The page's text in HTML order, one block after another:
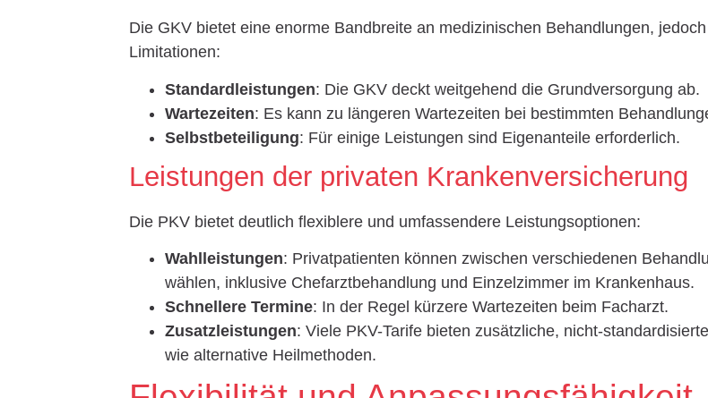
Die GKV bietet eine enorme Bandbreite an medizinischen Behandlungen,
Limitationen:
Standardleistungen: Die GKV deckt weitgehend die Grundversorgung ab.
Wartezeiten: Es kann zu längeren Wartezeiten bei bestimmten
Selbstbeteiligung: Für einige Leistungen sind Eigenanteile erforderlich.
Leistungen der privaten Krankenversicherung
Die PKV bietet deutlich flexiblere und umfassendere Leistungsoptionen:
Wahlleistungen: Privatpatienten können zwischen verschiedenen
wählen, inklusive Chefarztbehandlung und Einzelzimmer im Krankenhaus.
Schnellere Termine: In der Regel kürzere Wartezeiten beim Facharzt.
Zusatzleistungen: Viele PKV-Tarife bieten zusätzliche, nicht-
wie alternative Heilmethoden.